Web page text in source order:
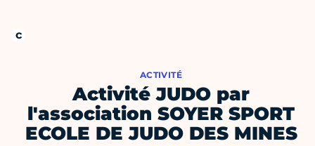
ACTIVITÉ
Activité JUDO par
l'association SOYER SPORT
ECOLE DE JUDO DES MINES